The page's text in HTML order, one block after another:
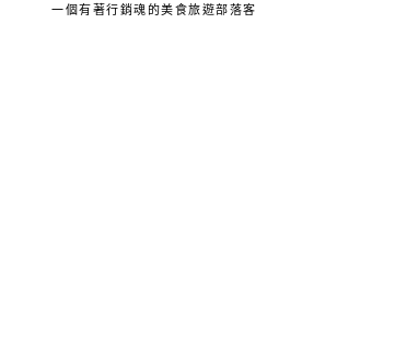
一個有著行銷魂的美食旅遊部落客